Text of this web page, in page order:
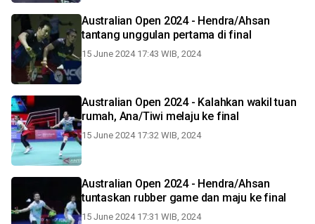
Australian Open 2024 - Hendra/Ahsan
tantang unggulan pertama di final
15 June 2024 17:43 WIB, 2024
Australian Open 2024 - Kalahkan wakil tuan
rumah, Ana/Tiwi melaju ke final
15 June 2024 17:32 WIB, 2024
Australian Open 2024 - Hendra/Ahsan
tuntaskan rubber game dan maju ke final
15 June 2024 17:31 WIB, 2024